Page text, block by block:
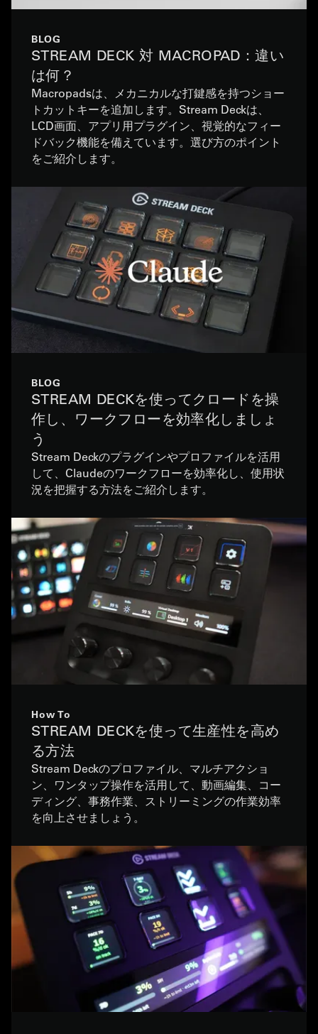
BLOG
STREAM DECK 対 MACROPAD：違い
は何？
Macropadsは、メカニカルな打鍵感を持つショー
トカットキーを追加します。Stream Deckは、
LCD画面、アプリ用プラグイン、視覚的なフィー
ドバック機能を備えています。選び方のポイント
をご紹介します。
BLOG
STREAM DECKを使ってクロードを操
作し、ワークフローを効率化しましょ
う
Stream Deckのプラグインやプロファイルを活用
して、Claudeのワークフローを効率化し、使用状
況を把握する方法をご紹介します。
How To
STREAM DECKを使って生産性を高め
る方法
Stream Deckのプロファイル、マルチアクショ
ン、ワンタップ操作を活用して、動画編集、コー
ディング、事務作業、ストリーミングの作業効率
を向上させましょう。